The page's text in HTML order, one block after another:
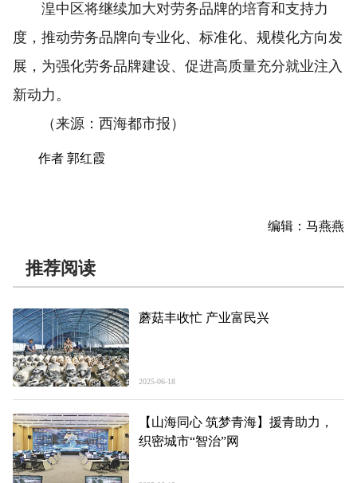
湟中区将继续加大对劳务品牌的培育和支持力
度，推动劳务品牌向专业化、标准化、规模化方向发
展，为强化劳务品牌建设、促进高质量充分就业注入
新动力。
（来源：西海都市报）
作者 郭红霞
编辑：马燕燕
推荐阅读
蘑菇丰收忙 产业富民兴
2025-06-18
【山海同心 筑梦青海】援青助力，
织密城市“智治”网